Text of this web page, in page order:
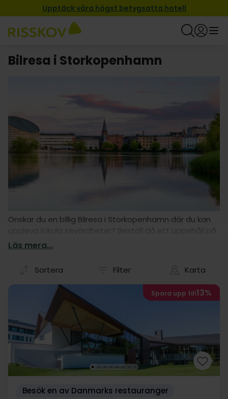
Upptäck våra högst betygsatta hotell
Bilresa i Storkopenhamn
Önskar du en billig Bilresa i Storkopenhamn där du kan
uppleva lokala sevärdheter? Beställ då ett uppehåll på
ett av våra många hotell! Våra hotelluppehåll är
Läs mera...
Sortera Filter Karta
Spara upp till13%
Besök en av Danmarks restauranger